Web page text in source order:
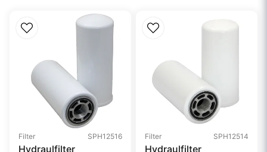
Filter SPH12516
Hydraulfilter
Filter SPH12514
Hydraulfilter